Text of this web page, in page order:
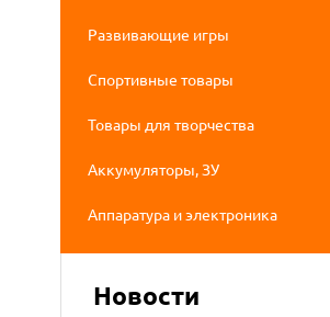
Развивающие игры
Спортивные товары
Товары для творчества
Аккумуляторы, ЗУ
Аппаратура и электроника
Новости